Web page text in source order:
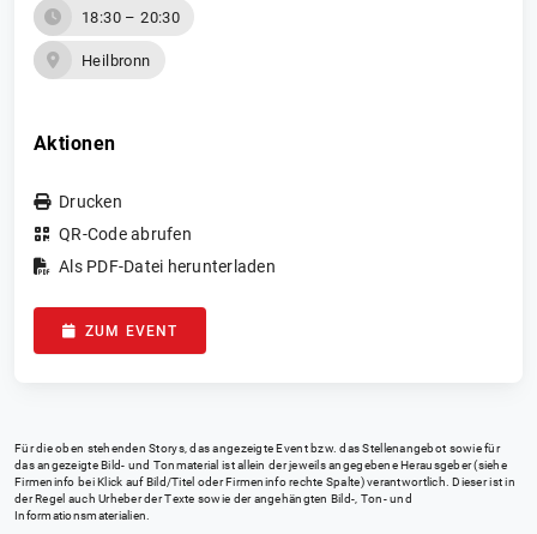
18:30 – 20:30
Heilbronn
Aktionen
Drucken
QR-Code abrufen
Als PDF-Datei herunterladen
ZUM EVENT
Für die oben stehenden Storys, das angezeigte Event bzw. das Stellenangebot sowie für
das angezeigte Bild- und Tonmaterial ist allein der jeweils angegebene Herausgeber (siehe
Firmeninfo bei Klick auf Bild/Titel oder Firmeninfo rechte Spalte) verantwortlich. Dieser ist in
der Regel auch Urheber der Texte sowie der angehängten Bild-, Ton- und
Informationsmaterialien.